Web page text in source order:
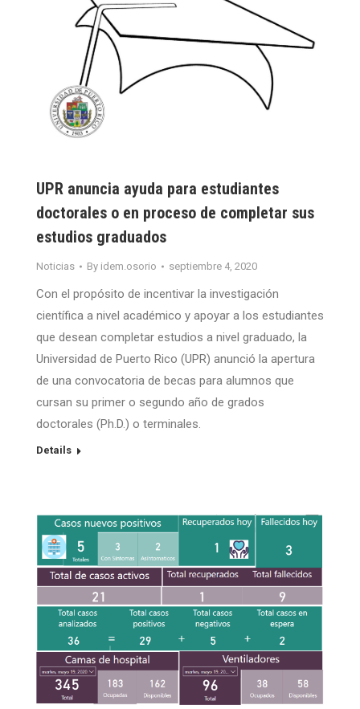
UPR anuncia ayuda para estudiantes
doctorales o en proceso de completar sus
estudios graduados
Noticias By idem.osorio septiembre 4, 2020
Con el propósito de incentivar la investigación
científica a nivel académico y apoyar a los estudiantes
que desean completar estudios a nivel graduado, la
Universidad de Puerto Rico (UPR) anunció la apertura
de una convocatoria de becas para alumnos que
cursan su primer o segundo año de grados
doctorales (Ph.D.) o terminales.
Details